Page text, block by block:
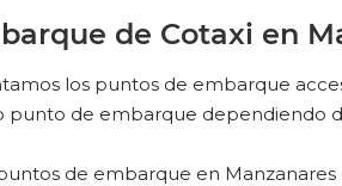
de Cotaxi en
los puntos de embarque
punto de embarque dependiendo
de embarque en Manzanares